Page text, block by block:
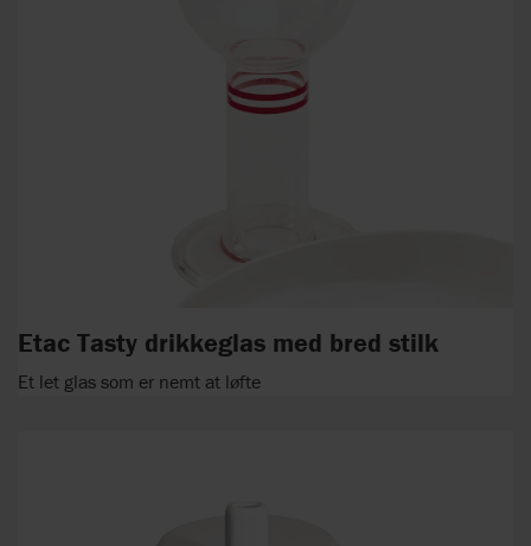
Etac Tasty drikkeglas med bred stilk
Et let glas som er nemt at løfte